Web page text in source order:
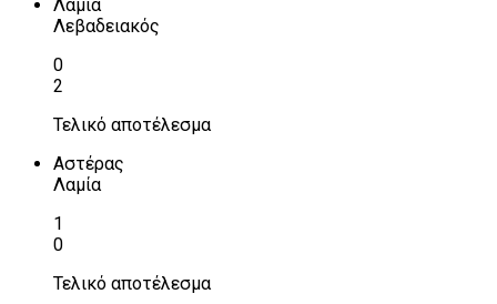
Λαμία
Λεβαδειακός
0
2
Τελικό αποτέλεσμα
Αστέρας
Λαμία
1
0
Τελικό αποτέλεσμα